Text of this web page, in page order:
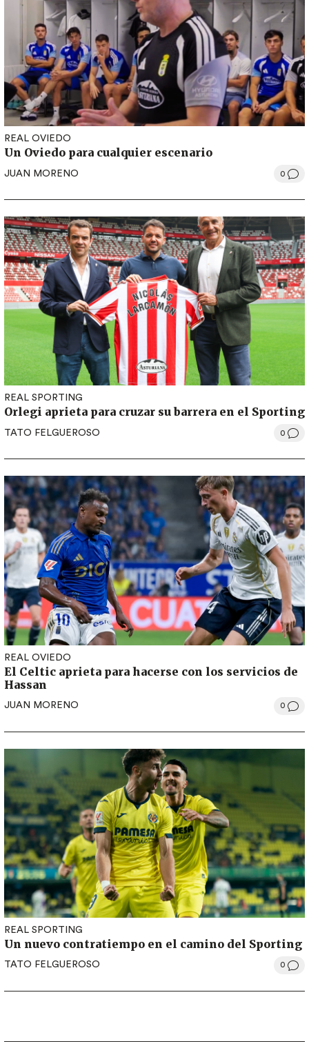
REAL OVIEDO
Un Oviedo para cualquier escenario
JUAN MORENO 0
REAL SPORTING
Orlegi aprieta para cruzar su barrera en el Sporting
TATO FELGUEROSO 0
REAL OVIEDO
El Celtic aprieta para hacerse con los servicios de
Hassan
JUAN MORENO 0
REAL SPORTING
Un nuevo contratiempo en el camino del Sporting
TATO FELGUEROSO 0